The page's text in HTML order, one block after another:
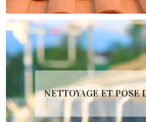
NETTOYAGE ET POSE